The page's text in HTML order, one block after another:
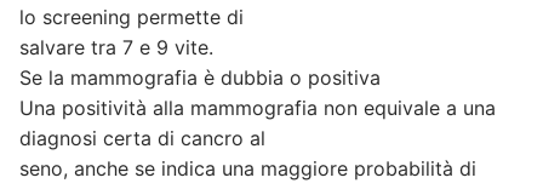
lo screening permette di
salvare tra 7 e 9 vite.
Se la mammografia è dubbia o positiva
Una positività alla mammografia non equivale a una
diagnosi certa di cancro al
seno, anche se indica una maggiore probabilità di